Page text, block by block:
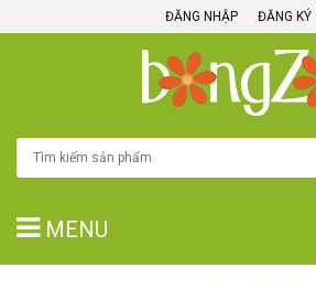
ĐĂNG NHẬP ĐĂNG KÝ
MENU